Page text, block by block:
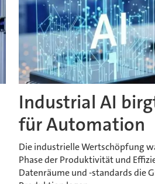
Industrial AI
für Automation
Die industrielle Wertschöpfung
Phase der Produktivität und
Datenräume und -standards die